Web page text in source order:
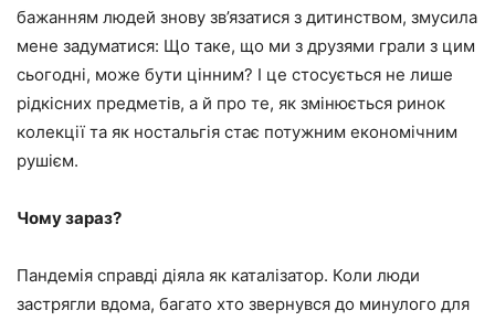
бажанням людей знову зв’язатися з дитинством, змусила
мене задуматися: Що таке, що ми з друзями грали з цим
сьогодні, може бути цінним? І це стосується не лише
рідкісних предметів, а й про те, як змінюється ринок
колекції та як ностальгія стає потужним економічним
рушієм.
Чому зараз?
Пандемія справді діяла як каталізатор. Коли люди
застрягли вдома, багато хто звернувся до минулого для